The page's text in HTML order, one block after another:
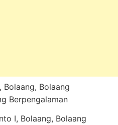
I, Bolaang, Bolaang